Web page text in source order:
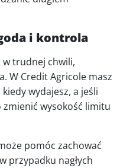
i kontrola
trudnej chwili,
W Credit Agricole masz
wydajesz, a jeśli
zmienić wysokość limitu
pomóc zachować
przypadku nagłych